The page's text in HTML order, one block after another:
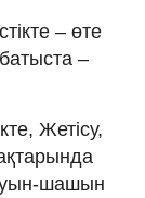
– өте
–
Жетісу,
шашын